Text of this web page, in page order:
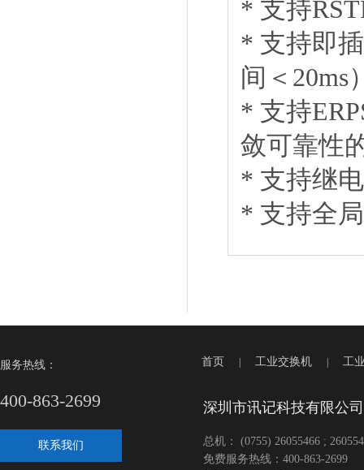
* 支持
* 支持即
间＜20ms
* 支持
敛可靠性
* 支持继
* 支持全
服务热线：
400-863-2699
联系我们
首页 工业交换机 工
深圳市讯记科技有限公司
总机： (0755) 26055466 ;
免费服务热线：400-863-2699